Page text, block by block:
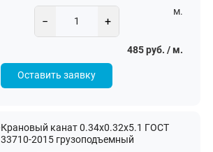
− +
м.
485 руб. / м.
Оставить заявку
Крановый канат 0.34х0.32х5.1 ГОСТ
33710-2015 грузоподъемный